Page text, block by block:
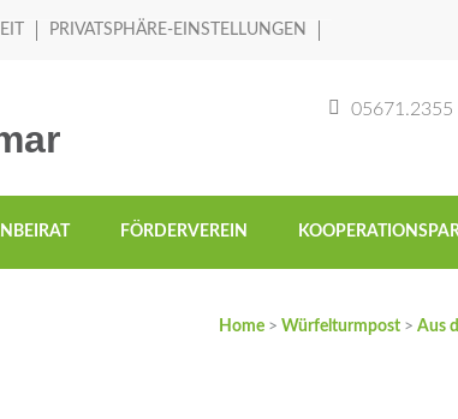
PRIVATSPHÄRE-EINSTELLUNGEN
05671.2355
FÖRDERVEREIN
Home > Würfelturmpost > Aus